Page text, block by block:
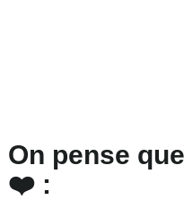
On pense
❤️ :